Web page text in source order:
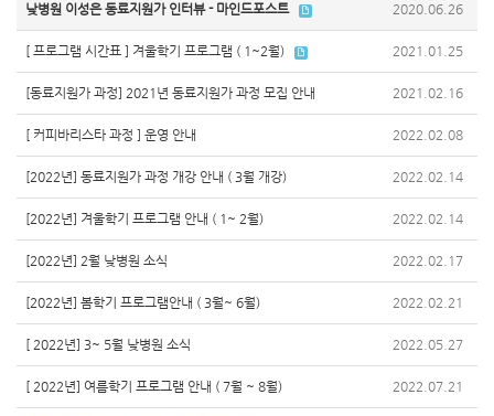
낮병원 이성은 동료지원가 인터뷰 - 마인드포스트 2020.06.26
[ 프로그램 시간표 ] 겨울학기 프로그램 ( 1~2월) 2021.01.25
[동료지원가 과정] 2021년 동료지원가 과정 모집 안내 2021.02.16
[ 커피바리스타 과정 ] 운영 안내 2022.02.08
[2022년] 동료지원가 과정 개강 안내 ( 3월 개강) 2022.02.14
[2022년] 겨울학기 프로그램 안내 ( 1~ 2월) 2022.02.14
[2022년] 2월 낮병원 소식 2022.02.17
[2022년] 봄학기 프로그램안내 ( 3월~ 6월) 2022.02.21
[ 2022년] 3~ 5월 낮병원 소식 2022.05.27
[ 2022년] 여름학기 프로그램 안내 ( 7월 ~ 8월) 2022.07.21